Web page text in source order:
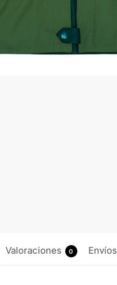
Valoraciones 0 Envíos